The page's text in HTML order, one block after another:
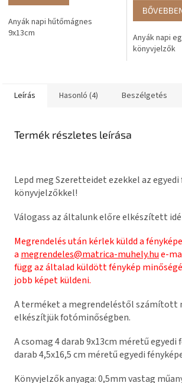
Anyák napi hűtőmágnes
9x13cm
Anyák napi
könyvjelzők
Leírás Hasonló (4) Beszélgetés
Termék részletes leírása
Lepd meg Szeretteidet ezekkel az
könyvjelzőkkel!
Válogass az általunk előre elkészített
Megrendelés után kérlek küldd a
a megrendeles@matrica-muhely.hue-
függ az általad küldött fénykép
jobb képet küldeni.
A terméket a megrendeléstől számított
elkészítjük fotóminőségben.
A csomag 4 darab 9x13cm méretű
darab 4,5x16,5 cm méretű egyedi
Könyvjelzők anyaga: 0,5mm vastag